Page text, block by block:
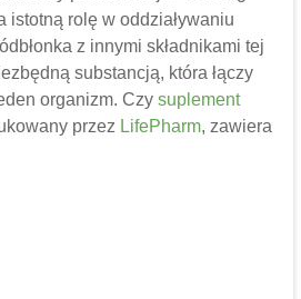
istotną rolę w oddziaływaniu
z innymi składnikami tej
substancją, która łączy
organizm. Czy suplement
przez LifePharm, zawiera